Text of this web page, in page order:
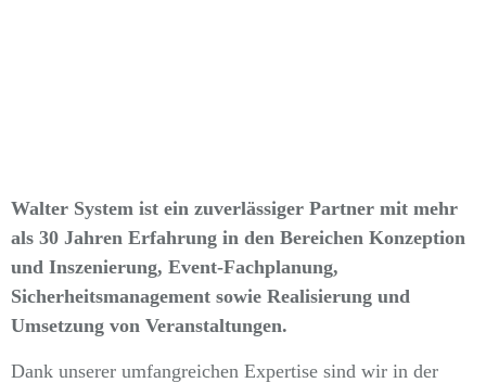
Walter System ist ein zuverlässiger Partner mit mehr
als 30 Jahren Erfahrung in den Bereichen Konzeption
und Inszenierung, Event-Fachplanung,
Sicherheitsmanagement sowie Realisierung und
Umsetzung von Veranstaltungen.
Dank unserer umfangreichen Expertise sind wir in der